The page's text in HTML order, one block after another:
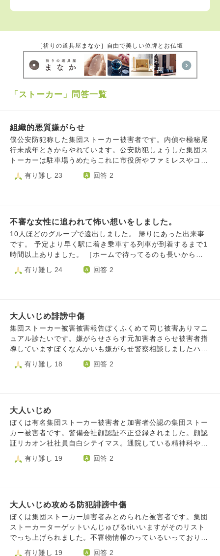
［祈りの道具屋まなか］自由で美しい位牌とお仏壇
「ストーカー」問答一覧
組織的悪質嫌がらせ
僕公安防犯称した集団ストーカー被害者です。内偵や極秘尾
行未成年ときからやれています。公安防犯しょうした集団ス
トーカーは駐車場うめたらこれに市役所やファミレスやコン
ビニや中学校や小学校や温泉やショッピングモールや百貨店
関わっています、福祉公安防犯しょうした集団ストーカーヤ
対象なると先生嫌がらせ受けます中学監視対象嫌がらせ生活
指導先生うけました高校デモです。監視対象車両地元イベン
ト止まっていたので地区ぐるみ監視対象嫌がらせしている確
定です。祭り嫌がらせや学校イジメや地域住民ストーカーや
象嫌がらせや顔認証やふくし嫌がらせや塾講師ストーカーや
と有ります。加害者ネットワークつなかっていて無断僕こと
個人不正共有サレテイル事実ですこのネットワーク防犯ネッ
トワーク＝公安共有者ネットワーク不正無断共有されていま
す。訪問看護矢計画相談員やグループホーム嫌がらせ受けま
す。トラック反対車線頻繁すれ違いユーチューブ載っていま
もときから受けています。学校いじめうけ訪問看護や計画相
談員や精神科嫌がらせ受けています。交通量ふえる防犯嫌が
らせです。車とめる公安共有者特徴です。これを利用してい
る福祉やグループホームや精神科や同級生やれましたこの人
たち公安協力者です行政市民かんしている確認法法まであり
ます行政車両つかいまし場合行政ぼく監視しているしょうこ
有り難し 23 回答 2
不審な女性に追われて怖い想いをしました。
10人ほどのグループで遠出しました。 帰りにあった出来事
です。 予定より早く駅に着き乗車する列車が到着するまで1
時間以上ありました。 ［ホームで待ってるのも長いから駅
直結の商業施設で各々時間つぶそう］ 10分前に改札口で待
ち合わせとなりました。 私は二人と一緒に店舗見て歩いて
はまだ少し見たくて一人で見て歩きました。 女性が無言で
歩いて来てすれ違う前に［ダッサァ！］と口汚く言われまし
た。 私は知らない人から［ダサァ！］［ダッサ！］とよく
言われてしまうんです。 女性を無視して別の売り場を見ま
ブルの盤面の奥に小さな棚が置いてあって小物を並べて展示
て目が合いました。 女性は40歳代半ばくらいに見えて目を
見開いて口を開いてニタニタ笑ってました。 みんなのとこ
ろに戻ろうと思いすぐ店から出て改札口を目指しました。
駅構内の出入り口付近まで歩いて何気なく後ろを見るとさっ
い歩いてました。 待ち合わせ時間にじゅうぶん間に合い改
た。 例の女性を見るとこっちに向かって歩いて来てて体感3
メートルくらい？まで女性が近づいてきたんです。 先に戻
ってる人たちの一人が私に［何見た？何か買った？］と話し
かけてきて彼女のほうを向いて［何も買わなかった］と答え
ました。 また不審な女性がいるほうを見てみると元来た道
を全速力で走って戻っていく女性の後ろ姿が見えました。
有り難し 24 回答 2
大人いじめ誹謗中傷
集団ストーカー被害被害報告ぼくふくめて同じ被害ありマニ
ュアル診たいです。嫌がらせさらす元加害者さらせ被害者指
導していますぼくなんかいも嫌がらせ警察相談しましたハム
嫌がらせ集団ストーカーバイトジェスチャー父親や母おや計
画相談員や訪問看護やディケアや利用している福祉やディケ
公安警察です。公安警察による誹謗中傷と承けています。不
審者情報流されている乗っている確認しました公安警察と防
犯パトロールに誹謗中傷事件でっち上げ犯罪者という誹謗中
傷受けます。自宅防犯パトロール宅配通過する不審者登録嫌
た。頻繁トラック遭遇するのは防犯しょうした嫌がらせで
さしたゴミ拾い嫌がらせ不審者登録嫌がらせおやや鉄道会社
清掃員撮り鉄していたらやれました。コンビニやファミレス
や商業施設や通院精神科などアラユル場所施設トラック頻繁
する防犯嫌がらせお金目当てかんよしています。駅員頻繁す
有り難し 18 回答 2
大人いじめ
ぼくは有名集団ストーカー被害者と加害者公認の集団ストー
カー被害者です。警備会社顔認証不正登録されました。顔認
証リカオン社社員自白シテイマス。通院している精神科や家
族も嫌がらせ加担しています。トラック頻繁とおる集団スト
ーカーですこの嫌がらせ加担していたのはオリンタルベーカ
も知らないうんそや頻繁とおる集ストうけました。このトラ
ック頻繁ほてるコンビニや駅待っているときや撮り鉄してい
るときや電車まっているときやロータリ商業施設待っている
ときヤレマシタ。証拠撮影シテイマス。親もわざとみえるよ
有り難し 19 回答 2
大人いじめ攻める防犯誹謗中傷
ぼくは集団ストーカー加害者みとめられた被害者です。集団
ストーカーターゲットいんじゅびるtiいいますがそのリスト
でっち上げられました。不審物情報のっているいっており行
政防犯関係者事件でっち上げ誹謗中傷する嫌がらせうけてい
有り難し 19 回答 2